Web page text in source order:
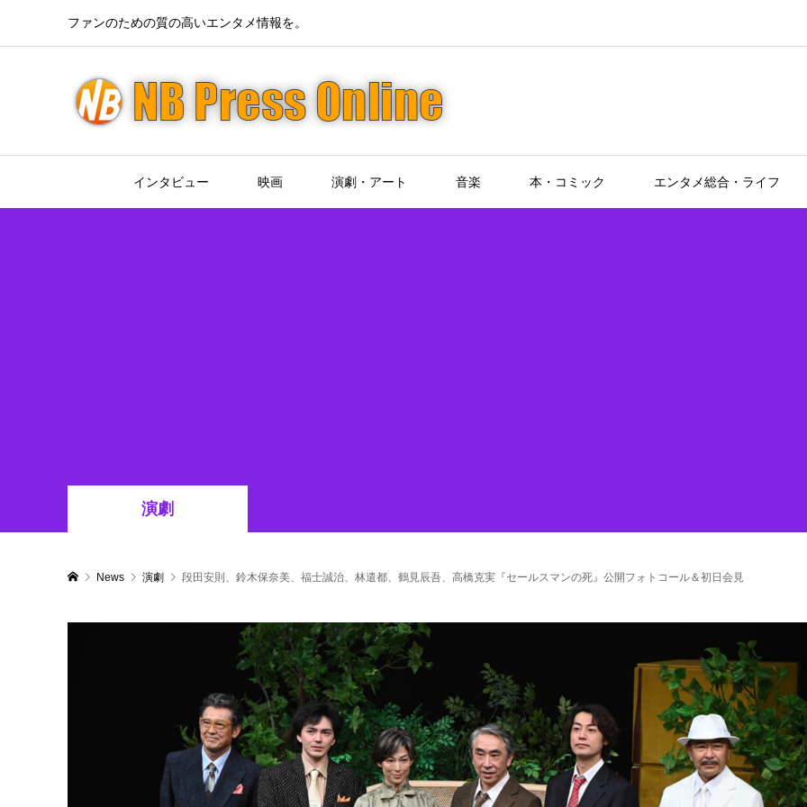
ファンのための質の高いエンタメ情報を。
インタビュー 映画 演劇・アート 音楽 本・コミック エンタメ総合・ライフ
演劇
News 演劇 段田安則、鈴木保奈美、福士誠治、林遣都、鶴見辰吾、高橋克実『セールスマンの死』公開フォトコール＆初日会見